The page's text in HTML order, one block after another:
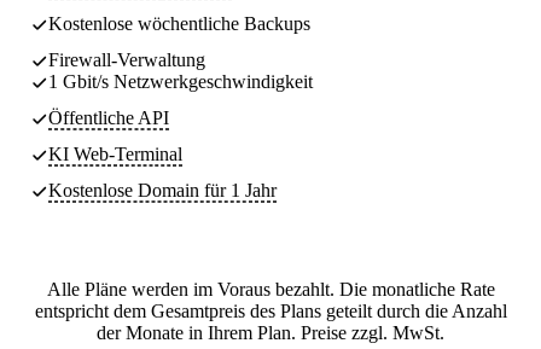
Kostenlose wöchentliche Backups
Firewall-Verwaltung
1 Gbit/s Netzwerkgeschwindigkeit
Öffentliche API
KI Web-Terminal
Kostenlose Domain für 1 Jahr
Alle Pläne werden im Voraus bezahlt. Die monatliche Rate
entspricht dem Gesamtpreis des Plans geteilt durch die Anzahl
der Monate in Ihrem Plan. Preise zzgl. MwSt.